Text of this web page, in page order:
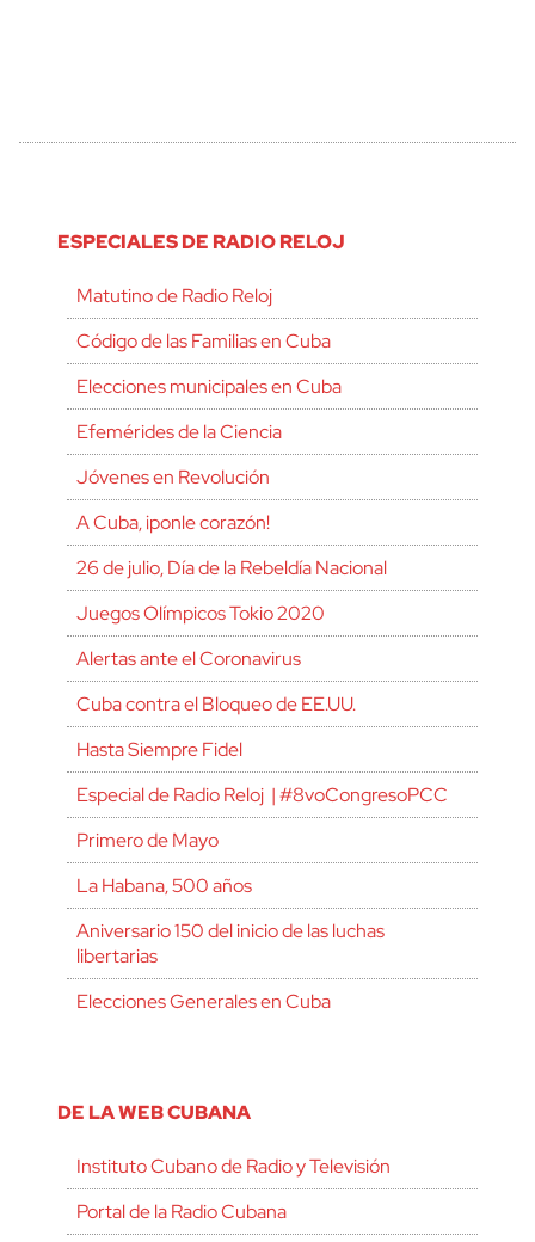
ESPECIALES DE RADIO RELOJ
Matutino de Radio Reloj
Código de las Familias en Cuba
Elecciones municipales en Cuba
Efemérides de la Ciencia
Jóvenes en Revolución
A Cuba, ¡ponle corazón!
26 de julio, Día de la Rebeldía Nacional
Juegos Olímpicos Tokio 2020
Alertas ante el Coronavirus
Cuba contra el Bloqueo de EE.UU.
Hasta Siempre Fidel
Especial de Radio Reloj | #8voCongresoPCC
Primero de Mayo
La Habana, 500 años
Aniversario 150 del inicio de las luchas
libertarias
Elecciones Generales en Cuba
DE LA WEB CUBANA
Instituto Cubano de Radio y Televisión
Portal de la Radio Cubana